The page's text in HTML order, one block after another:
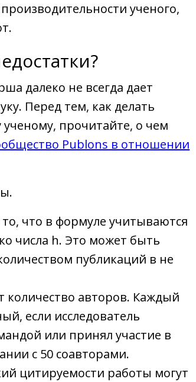
ученого,
далеко не всегда дает
Перед тем, как делать
прочитайте, о чем
Publons в отношении
что в формуле учитываются
числа h. Это может быть
публикаций в не
количество авторов. Каждый
если исследователь
или принял участие в
с 50 соавторами.
цитируемости работы могут